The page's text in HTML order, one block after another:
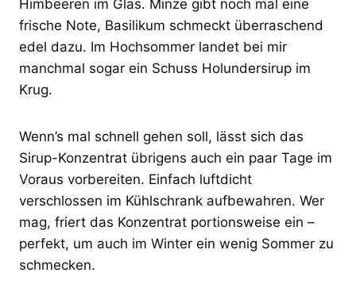
Himbeeren im Glas. Minze gibt noch mal eine
frische Note, Basilikum schmeckt überraschend
edel dazu. Im Hochsommer landet bei mir
manchmal sogar ein Schuss Holundersirup im
Krug.
Wenn’s mal schnell gehen soll, lässt sich das
Sirup-Konzentrat übrigens auch ein paar Tage im
Voraus vorbereiten. Einfach luftdicht
verschlossen im Kühlschrank aufbewahren. Wer
mag, friert das Konzentrat portionsweise ein –
perfekt, um auch im Winter ein wenig Sommer zu
schmecken.